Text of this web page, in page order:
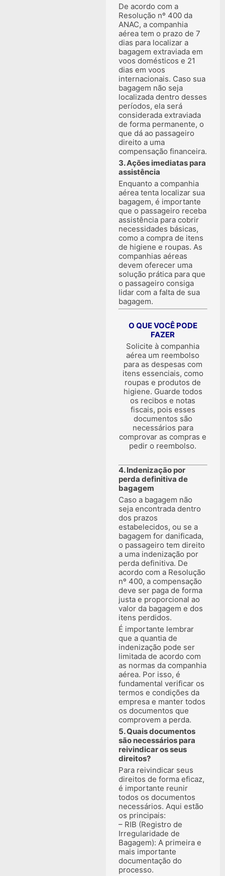
De acordo com a
Resolução nº 400 da
ANAC, a companhia
aérea tem o prazo de 7
dias para localizar a
bagagem extraviada em
voos domésticos e 21
dias em voos
internacionais. Caso sua
bagagem não seja
localizada dentro desses
períodos, ela será
considerada extraviada
de forma permanente, o
que dá ao passageiro
direito a uma
compensação financeira.
3. Ações imediatas para
assistência
Enquanto a companhia
aérea tenta localizar sua
bagagem, é importante
que o passageiro receba
assistência para cobrir
necessidades básicas,
como a compra de itens
de higiene e roupas. As
companhias aéreas
devem oferecer uma
solução prática para que
o passageiro consiga
lidar com a falta de sua
bagagem.
O QUE VOCÊ PODE
FAZER
Solicite à companhia
aérea um reembolso
para as despesas com
itens essenciais, como
roupas e produtos de
higiene. Guarde todos
os recibos e notas
fiscais, pois esses
documentos são
necessários para
comprovar as compras e
pedir o reembolso.
4. Indenização por
perda definitiva de
bagagem
Caso a bagagem não
seja encontrada dentro
dos prazos
estabelecidos, ou se a
bagagem for danificada,
o passageiro tem direito
a uma indenização por
perda definitiva. De
acordo com a Resolução
nº 400, a compensação
deve ser paga de forma
justa e proporcional ao
valor da bagagem e dos
itens perdidos.
É importante lembrar
que a quantia de
indenização pode ser
limitada de acordo com
as normas da companhia
aérea. Por isso, é
fundamental verificar os
termos e condições da
empresa e manter todos
os documentos que
comprovem a perda.
5. Quais documentos
são necessários para
reivindicar os seus
direitos?
Para reivindicar seus
direitos de forma eficaz,
é importante reunir
todos os documentos
necessários. Aqui estão
os principais:
– RIB (Registro de
Irregularidade de
Bagagem): A primeira e
mais importante
documentação do
processo.